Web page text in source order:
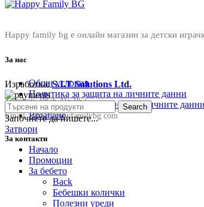
Happy family bg е онлайн магазин за детски
За нас
Общи условия
Политика за защита на личните данни
Политика за съхранение на личните данни
Връщане
За контакти
Телефон:0876 415 057
Email:sale@happyfamilybg.com
Изработка:S.I.T Solutions Ltd.
Search
Започнете да пишете...
Затвори
Начало
Промоции
За бебето
Back
Бебешки колички
Полезни уреди